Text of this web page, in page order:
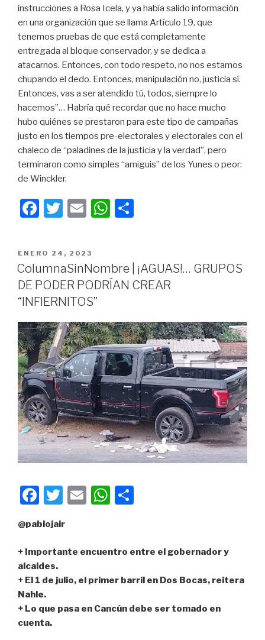
instrucciones a Rosa Icela, y ya había salido información
en una organización que se llama Artículo 19, que
tenemos pruebas de que está completamente
entregada al bloque conservador, y se dedica a
atacarnos. Entonces, con todo respeto, no nos estamos
chupando el dedo. Entonces, manipulación no, justicia sí.
Entonces, vas a ser atendido tú, todos, siempre lo
hacemos”… Habría qué recordar que no hace mucho
hubo quiénes se prestaron para este tipo de campañas
justo en los tiempos pre-electorales y electorales con el
chaleco de “paladines de la justicia y la verdad”, pero
terminaron como simples “amiguis” de los Yunes o peor:
de Winckler.
F
c
e
b
o
o
k
T
tt
er
E
ail
W
s
A
p
p
ar
PUBLICADO
EN
ENERO 24, 2023
ColumnaSinNombre | ¡AGUAS!… GRUPOS
DE PODER PODRÍAN CREAR
“INFIERNITOS”
F
c
e
b
o
o
k
T
tt
er
E
W
s
A
p
p
p
ar
tir
@pablojair
+ Importante encuentro entre el gobernador y
alcaldes.
+ El 1 de julio, el primer barril en Dos Bocas, reitera
Nahle.
+ Lo que pasa en Cancún debe ser tomado en
cuenta.